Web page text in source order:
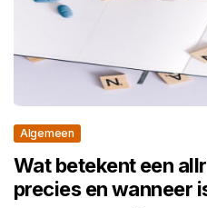
Algemeen
Wat betekent een
precies en wanneer